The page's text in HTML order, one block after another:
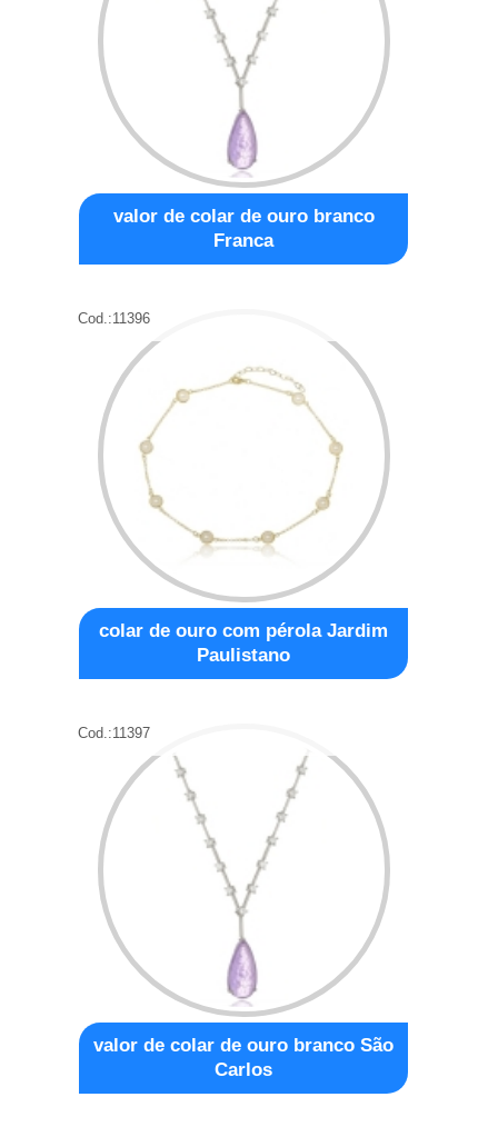
valor de colar de ouro branco
Franca
Cod.:11396
colar de ouro com pérola Jardim
Paulistano
Cod.:11397
valor de colar de ouro branco São
Carlos